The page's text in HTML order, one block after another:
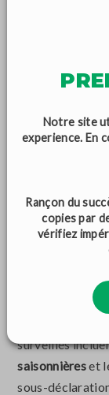
éviter les
SOUS
En 2025, la
Réunion, avec
l’utilisation de
irrégularités.
plus sur le
institutions
sociale) afin
surveillés
saisonnièreset
sous-
Notre site
experience. En
Rançon du
copies par
vérifiez